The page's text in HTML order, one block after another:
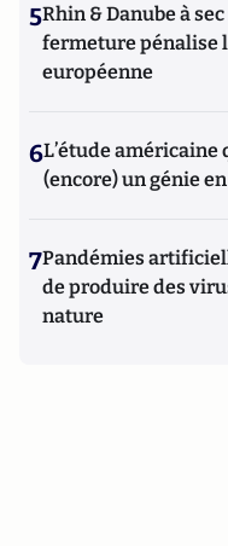
5Rhin & Danube à
fermeture pénalise
européenne
6L’étude américaine
(encore) un génie
7Pandémies
de produire des
nature